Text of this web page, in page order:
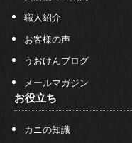
職人紹介
お客様の声
うおけんブログ
メールマガジン
お役立ち
カニの知識